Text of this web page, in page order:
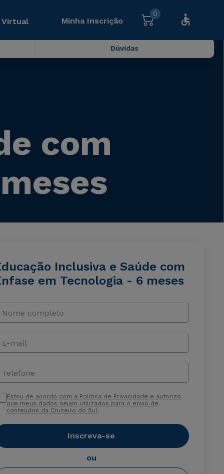
Virtual Minha Inscrição
0
Dúvidas
com
Inclusiva e Saúde com
em Tecnologia - 6 meses
Nome completo
E-mail
Telefone
Estou de acordo com a Política de Privacidade e autorizo
que meus dados sejam utilizados para o envio de
conteúdos da Cruzeiro do Sul.
Inscreva-se
ou